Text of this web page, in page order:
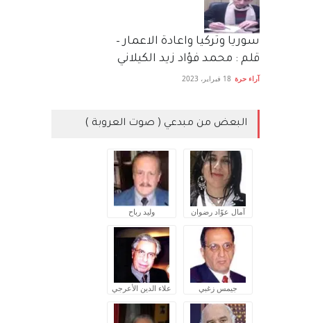
سوريا وتركيا واعادة الاعمار –
قلم : محمد فؤاد زيد الكيلاني
آراء حرة 18 فبراير، 2023
البعض من مبدعي ( صوت العروبة )
آمال عوّاد رضوان وليد رباح
جيمس زغبي علاء الدين الأعرجي